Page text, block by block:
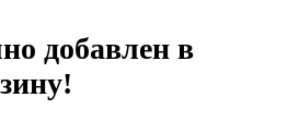
добавлен в